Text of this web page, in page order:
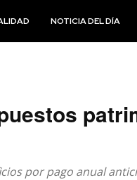
NOTICIA DEL DÍA
por pago anual